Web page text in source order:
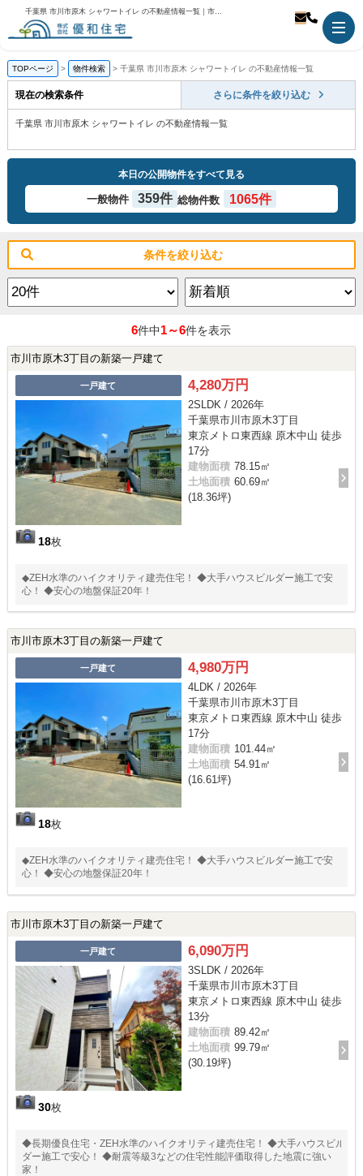
千葉県 市川市原木 シャワートイレ の不動産情報一覧｜市川市の不動産のことなら優和住宅
TOPページ 物件検索 千葉県 市川市原木 シャワートイレ の不動産情報一覧
現在の検索条件 さらに条件を絞り込む
千葉県 市川市原木 シャワートイレ の不動産情報一覧
本日の公開物件をすべて見る
一般物件 359件 総物件数 1065件
条件を絞り込む
6件中1～6件を表示
市川市原木3丁目の新築一戸建て
一戸建て
18枚
4,280万円
2SLDK / 2026年
千葉県市川市原木3丁目
東京メトロ東西線 原木中山 徒歩
17分
建物面積 78.15㎡
土地面積 60.69㎡
(18.36坪)
◆ZEH水準のハイクオリティ建売住宅！ ◆大手ハウスビルダー施工で安
心！ ◆安心の地盤保証20年！
市川市原木3丁目の新築一戸建て
一戸建て
18枚
4,980万円
4LDK / 2026年
千葉県市川市原木3丁目
東京メトロ東西線 原木中山 徒歩
17分
建物面積 101.44㎡
土地面積 54.91㎡
(16.61坪)
◆ZEH水準のハイクオリティ建売住宅！ ◆大手ハウスビルダー施工で安
心！ ◆安心の地盤保証20年！
市川市原木3丁目の新築一戸建て
一戸建て
30枚
6,090万円
3SLDK / 2026年
千葉県市川市原木3丁目
東京メトロ東西線 原木中山 徒歩
13分
建物面積 89.42㎡
土地面積 99.79㎡
(30.19坪)
◆長期優良住宅・ZEH水準のハイクオリティ建売住宅！ ◆大手ハウスビル
ダー施工で安心！ ◆耐震等級3などの住宅性能評価取得した地震に強い
家！